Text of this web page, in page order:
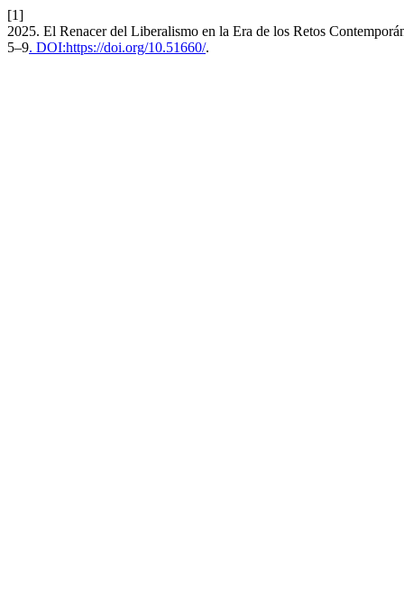
[1]
2025. El Renacer del Liberalismo en la Era de los Retos
5–9. DOI:https://doi.org/10.51660/.